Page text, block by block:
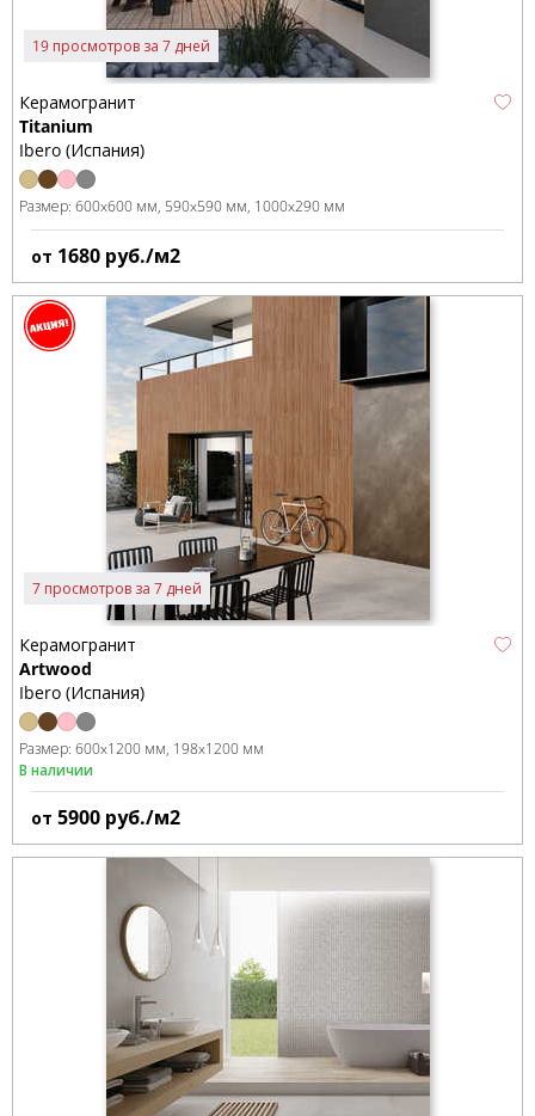
19 просмотров за 7 дней
Керамогранит
Titanium
Ibero (Испания)
Размер: 600x600 мм 590x590 мм 1000x290 мм
от 1680 руб./м2
7 просмотров за 7 дней
Керамогранит
Artwood
Ibero (Испания)
Размер: 600x1200 мм 198x1200 мм
В наличии
от 5900 руб./м2